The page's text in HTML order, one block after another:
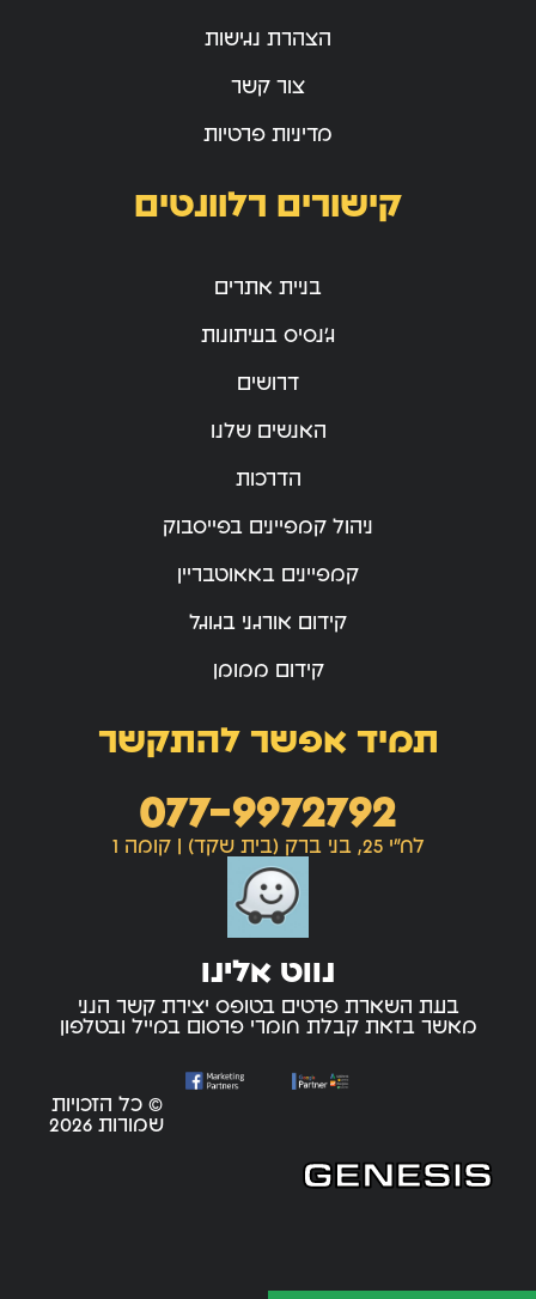
הצהרת נגישות
צור קשר
מדיניות פרטיות
קישורים רלוונטים
בניית אתרים
ג’נסיס בעיתונות
דרושים
האנשים שלנו
הדרכות
ניהול קמפיינים בפייסבוק
קמפיינים באאוטבריין
קידום אורגני בגוגל
קידום ממומן
תמיד אפשר להתקשר
077-9972792
לח"י 25, בני ברק (בית שקד) | קומה 1
נווט אלינו
בעת השארת פרטים בטופס יצירת קשר הנני
מאשר בזאת קבלת חומרי פרסום במייל ובטלפון
© כל הזכויות
שמורות 2026